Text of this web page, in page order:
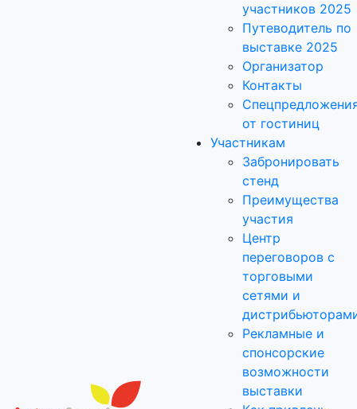
участников 2025
Путеводитель по
выставке 2025
Организатор
Контакты
от гостиниц
Участникам
Забронировать
стенд
Преимущества
участия
Центр
переговоров с
торговыми
сетями и
Рекламные и
спонсорские
возможности
выставки